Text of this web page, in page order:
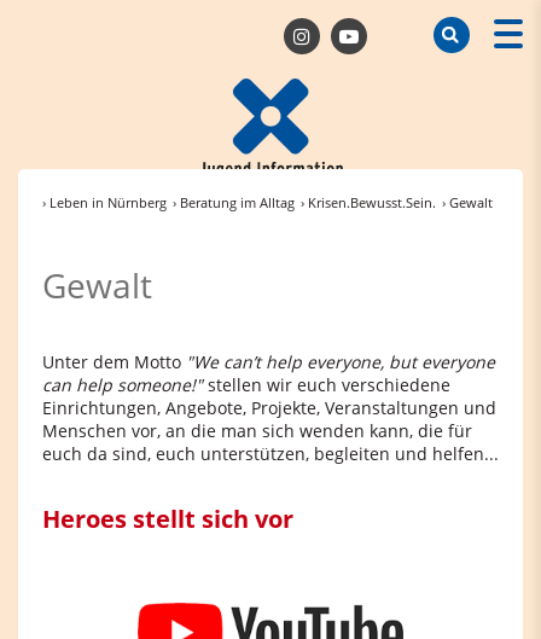
› Leben in Nürnberg › Beratung im Alltag › Krisen.Bewusst.Sein. › Gewalt
Gewalt
Unter dem Motto "We can’t help everyone, but everyone
can help someone!"stellen wir euch verschiedene
Einrichtungen, Angebote, Projekte, Veranstaltungen und
Menschen vor, an die man sich wenden kann, die für
euch da sind, euch unterstützen, begleiten und helfen...
Heroes stellt sich vor